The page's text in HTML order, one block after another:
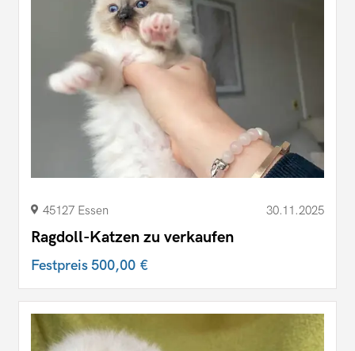
45127 Essen 30.11.2025
Ragdoll-Katzen zu verkaufen
Festpreis500,00 €